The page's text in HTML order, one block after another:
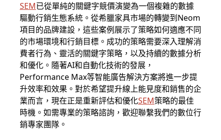
SEM已從單純的關鍵字競價演變為一個複雜的數據
驅動行銷生態系統。從希臘家具市場的轉變到Neom
項目的品牌建設，這些案例展示了策略如何適應不同
的市場環境和行銷目標。成功的策略需要深入理解消
費者行為、靈活的關鍵字策略，以及持續的數據分析
和優化。隨著AI和自動化技術的發展，
Performance Max等智能廣告解決方案將進一步提
升效率和效果。對於希望提升線上能見度和銷售的企
業而言，現在正是重新評估和優化SEM策略的最佳
時機。如需專業的策略諮詢，歡迎聯繫我們的數位行
銷專家團隊。